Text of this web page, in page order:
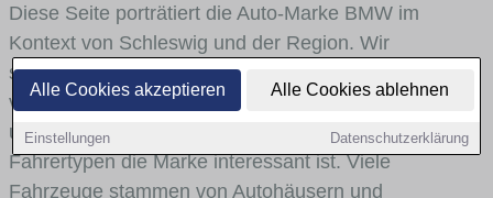
Alle Cookies akzeptieren Alle Cookies ablehnen
Einstellungen Datenschutzerklärung
Diese Seite porträtiert die Auto-Marke BMW im
Kontext von Schleswig und der Region. Wir
skizzieren, in welchen Fahrzeugklassen BMW stark
vertreten ist, welche Modellreihen häufig im Stadt-
und Umlandverkehr zu sehen sind und für welche
Fahrertypen die Marke interessant ist. Viele
Fahrzeuge stammen von Autohäusern und